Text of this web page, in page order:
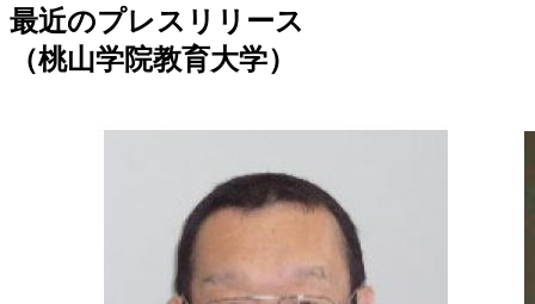
最近のプレスリリース
（桃山学院教育大学）